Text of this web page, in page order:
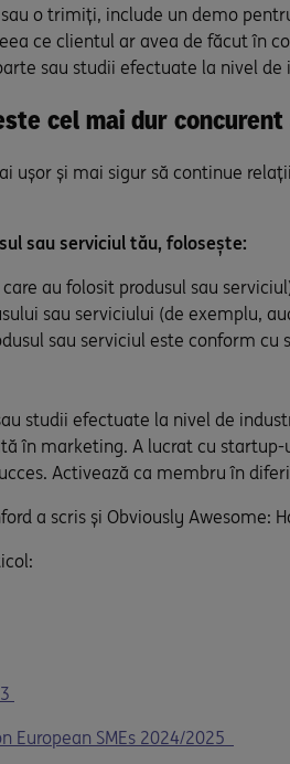
o trimiți, include un demo
ce clientul ar avea de făcut în
sau studii efectuate la nivel de
cel mai dur
ușor și mai sigur să continue
sau serviciul tău, folosește:
au folosit produsul sau
sau serviciului (de exemplu,
sau serviciul este conform
studii efectuate la nivel de
în marketing. A lucrat cu
Activează ca membru în
a scris și Obviously Awesome:
European SMEs 2024/2025